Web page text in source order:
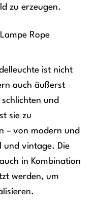
zu erzeugen.
Rope
ist nicht
auch äußerst
und
sie zu
– von modern und
und vintage. Die
in Kombination
werden, um